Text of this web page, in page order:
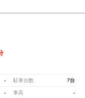
- 駐車台数 7台
- 車高 -